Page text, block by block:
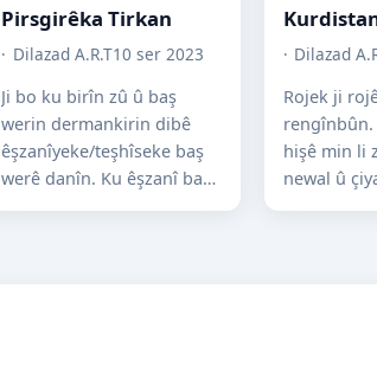
Pirsgirêka Tirkan
Dilazad A.R.T10 ser 2023
Ji bo ku birîn zû û baş
werin dermankirin dibê
êşzanîyeke/teşhîseke baş
werê danîn. Ku êşzanî baş
hate danîn, derman hesan
Dilazad
Rojek ji
rengînbûn.
hişê min li
newal û
Her çiqas